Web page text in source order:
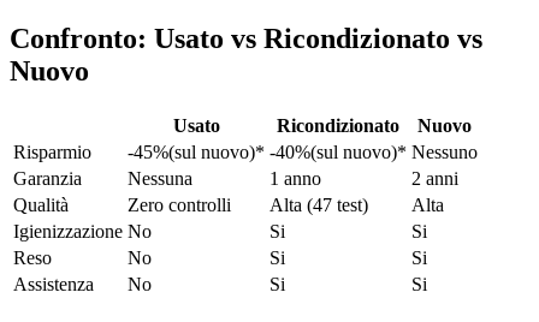
Confronto: Usato vs Ricondizionato vs
Nuovo
Usato Ricondizionato
Nuovo
Risparmio
-45%(sul nuovo)* -40%(sul nuovo)* Nessuno
Garanzia
Nessuna 1 anno
2 anni
Qualità
Zero controlli Alta (47 test)
Alta
Igienizzazione No Si
Si
Reso
No Si
Si
Assistenza
No Si Si